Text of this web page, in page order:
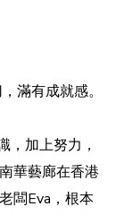
滿有成就感。
，加上努力，
華藝廊在香港
闆Eva，根本